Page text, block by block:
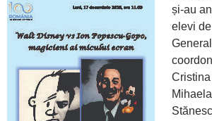
și-au
elevi
Mihaela